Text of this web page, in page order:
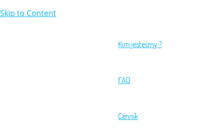
Skip to Content
Kim jesteśmy ?
FAQ
Cennik